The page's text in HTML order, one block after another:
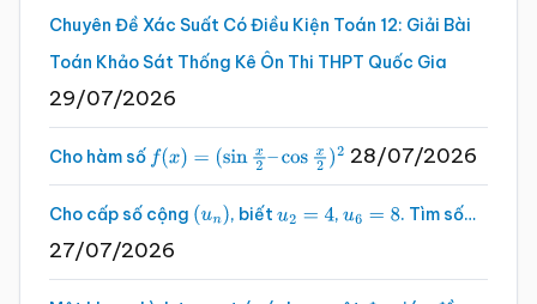
Chuyên Đề Xác Suất Có Điều Kiện Toán 12: Giải Bài
Toán Khảo Sát Thống Kê Ôn Thi THPT Quốc Gia
29/07/2026
Cho hàm số f(x)=(sinx2 –cosx2 )2 28/07/2026
Cho cấp số cộng (un), biếtu2 =4 , u6 =8 . Tìm số…
27/07/2026